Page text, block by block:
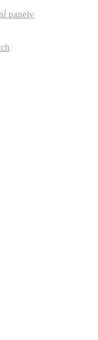
panely